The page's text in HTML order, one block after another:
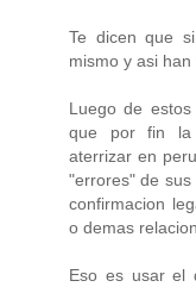
Te dicen que
mismo y asi
Luego de
que por fin la
aterrizar en
"errores" de
confirmacion
o demas
Eso es usar el